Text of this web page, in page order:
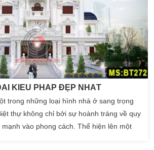
KIỂU PHÁP ĐẸP NHẤT
trong những loại hình nhà ở sang trọng
thự không chỉ bởi sự hoành tráng về quy
vào phong cách. Thể hiện lên một